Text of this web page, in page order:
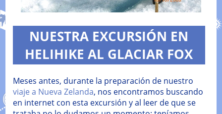
NUESTRA EXCURSIÓN EN
HELIHIKE AL GLACIAR FOX
Meses antes, durante la preparación de nuestro
viaje a Nueva Zelanda, nos encontramos buscando
en internet con esta excursión y al leer de que se